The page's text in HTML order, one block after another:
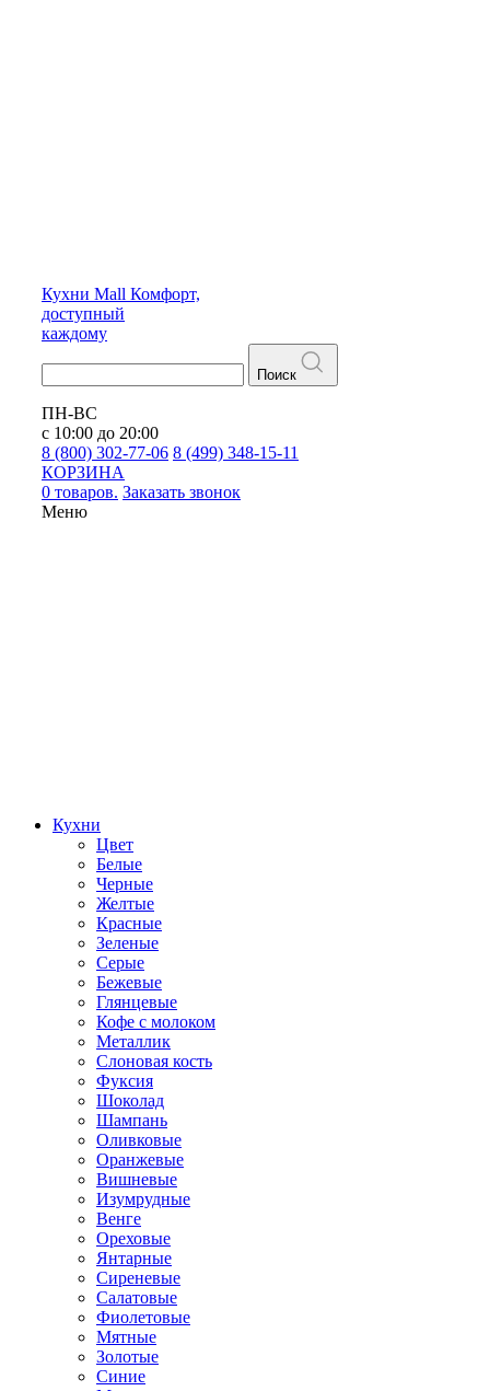
Кухни Mall Комфорт,
доступный
каждому
Поиск
ПН-ВС
с 10:00 до 20:00
8 (800) 302-77-06 8 (499) 348-15-11
КОРЗИНА
0 товаров. Заказать звонок
Меню
Кухни
Цвет
Белые
Черные
Желтые
Красные
Зеленые
Серые
Бежевые
Глянцевые
Кофе с молоком
Металлик
Слоновая кость
Фуксия
Шоколад
Шампань
Оливковые
Оранжевые
Вишневые
Изумрудные
Венге
Ореховые
Янтарные
Сиреневые
Салатовые
Фиолетовые
Мятные
Золотые
Синие